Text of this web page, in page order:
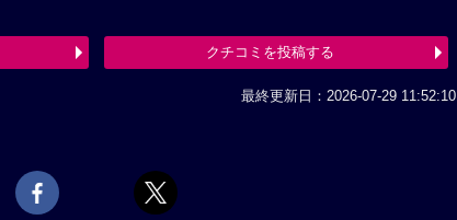
クチコミを投稿する
最終更新日：2026-07-29 11:52:10